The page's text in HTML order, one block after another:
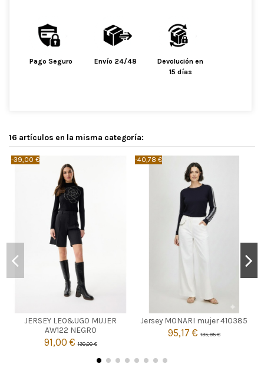
Pago Seguro Envío 24/48
Devolución en
15 días
16 artículos en la misma categoría:
-39,00 €
JERSEY LEO&UGO MUJER
AW122 NEGRO
91,00 €130,00 €
4

-40,78 €
Jersey MONARI mujer 410385
95,17 € 135,95 €
42
